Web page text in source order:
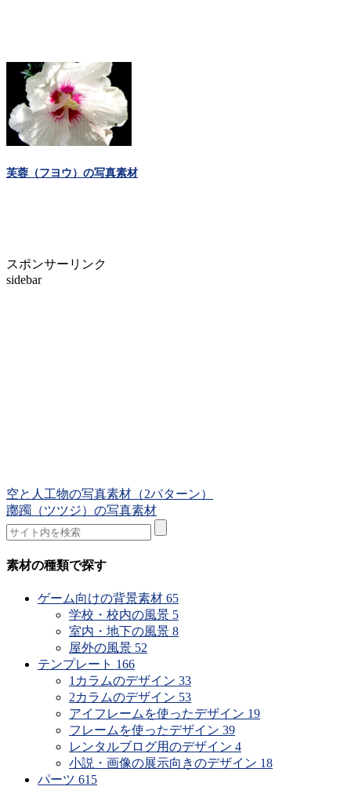
芙蓉（フヨウ）の写真素材
スポンサーリンク
sidebar
空と人工物の写真素材（2パターン）
躑躅（ツツジ）の写真素材
素材の種類で探す
ゲーム向けの背景素材 65
学校・校内の風景 5
室内・地下の風景 8
屋外の風景 52
テンプレート 166
1カラムのデザイン 33
2カラムのデザイン 53
アイフレームを使ったデザイン 19
フレームを使ったデザイン 39
レンタルブログ用のデザイン 4
小説・画像の展示向きのデザイン 18
パーツ 615